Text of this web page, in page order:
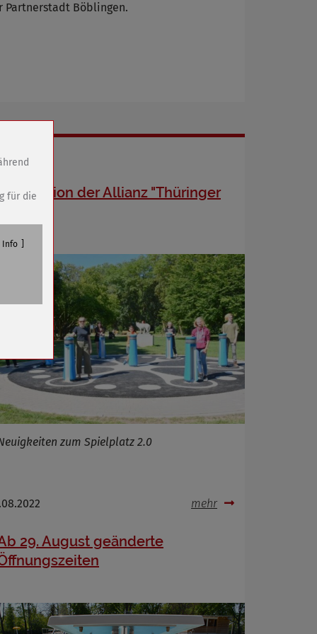
Partnerstadt Böblingen.
der Allianz "Thüringer
zum Spielplatz 2.0
mehr
29. August geänderte
für die
Info